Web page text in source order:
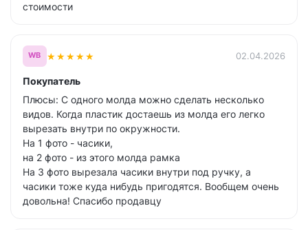
стоимости
WB ★★★★★ 02.04.2026
Покупатель
Плюсы: С одного молда можно сделать несколько
видов. Когда пластик достаешь из молда его легко
вырезать внутри по окружности.
На 1 фото - часики,
на 2 фото - из этого молда рамка
На 3 фото вырезала часики внутри под ручку, а
часики тоже куда нибудь пригодятся. Вообщем очень
довольна! Спасибо продавцу